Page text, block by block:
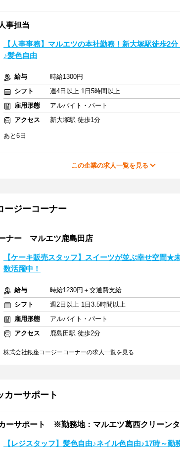
事担当
【人事事務】マルエツの本社勤務！新大塚駅徒歩2
♪髪色自由
給与
時給1300円
シフト
週4日以上 1日5時間以上
雇用形態
アルバイト・パート
アクセス
新大塚駅 徒歩1分
あと6日
この企業の求人一覧を見る
ージーコーナー
ナー マルエツ鹿島田店
【ケーキ販売スタッフ】スイーツが並ぶ幸せ空間★
数活躍中！
給与
時給1230円＋交通費支給
シフト
週2日以上 1日3.5時間以上
雇用形態
アルバイト・パート
アクセス
鹿島田駅 徒歩2分
株式会社銀座コージーコーナーの求人一覧を見る
カーサポート
ーサポート ※勤務地：マルエツ葛西クリーン
【レジスタッフ】髪色自由♪ネイル色自由♪17時～勤